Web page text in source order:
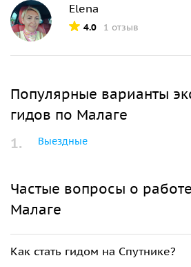
Elena
4.0 1 отзыв
Популярные варианты
гидов по Малаге
Выездные
Частые вопросы о
Малаге
Как стать гидом на Спутнике?